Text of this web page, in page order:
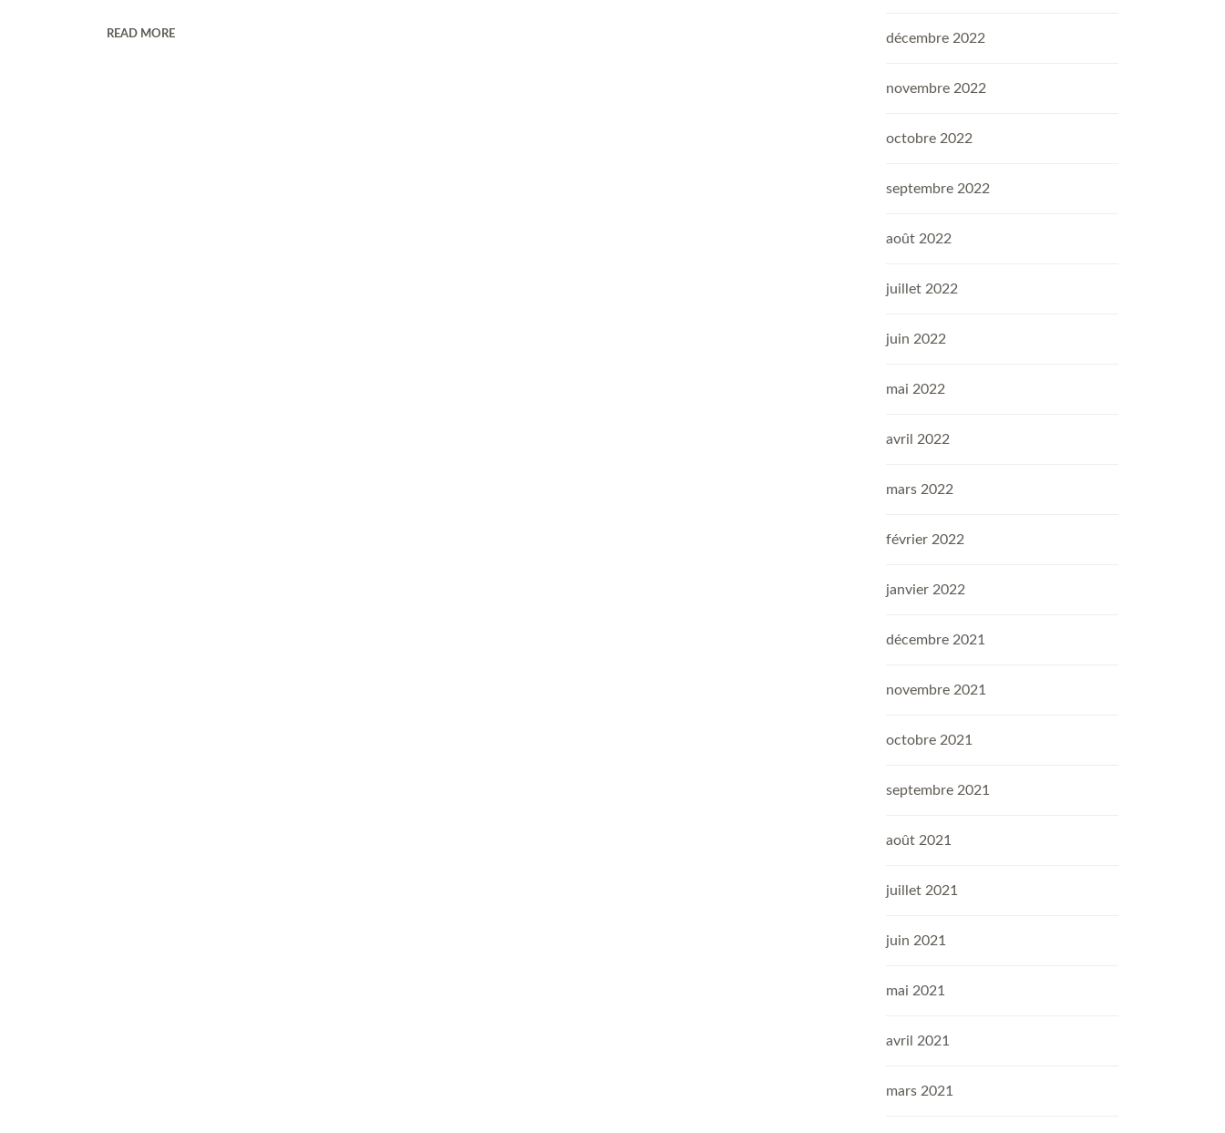
READ MORE décembre 2022
novembre 2022
octobre 2022
septembre 2022
août 2022
juillet 2022
juin 2022
mai 2022
avril 2022
mars 2022
février 2022
janvier 2022
décembre 2021
novembre 2021
octobre 2021
septembre 2021
août 2021
juillet 2021
juin 2021
mai 2021
avril 2021
mars 2021